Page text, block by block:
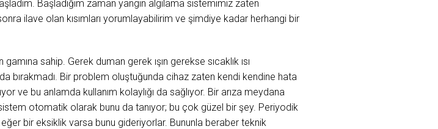
Başladığım zaman yangın algılama sistemimiz zaten
ilave olan kısımları yorumlayabilirim ve şimdiye kadar herhangi bir
sahip. Gerek duman gerek ışın gerekse sıcaklık ısı
bırakmadı. Bir problem oluştuğunda cihaz zaten kendi kendine hata
ve bu anlamda kullanım kolaylığı da sağlıyor. Bir arıza meydana
otomatik olarak bunu da tanıyor; bu çok güzel bir şey. Periyodik
bir eksiklik varsa bunu gideriyorlar. Bununla beraber teknik